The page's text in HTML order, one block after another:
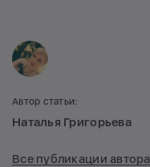
Автор статьи:
Наталья Григорьева
Все публикации автора